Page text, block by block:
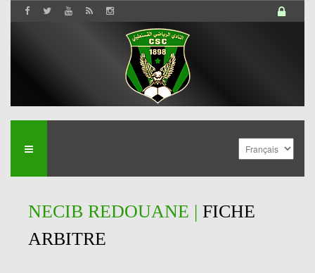
NECIB REDOUANE | FICHE
ARBITRE